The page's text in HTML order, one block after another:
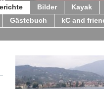
Bilder
Kayak
Gästebuch
kC and